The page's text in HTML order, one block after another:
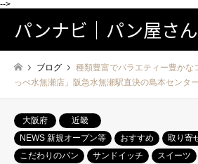
-->
パンナビ｜パン屋さ
ブログ
種類豊富でバラエティー豊かな
っぺ水無瀬店」阪急水無瀬駅直決の島本センタ
大阪府
近畿
NEWS 新規オープン等
おすすめ
取り寄
こだわりのパン
サンドイッチ
スイーツ